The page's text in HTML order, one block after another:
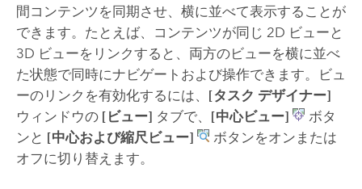
間コンテンツを同期させ、横に並べて表示することが
できます。たとえば、コンテンツが同じ 2D ビューと
3D ビューをリンクすると、両方のビューを横に並べ
た状態で同時にナビゲートおよび操作できます。ビュ
ーのリンクを有効化するには、 [タスク デザイナー]
ウィンドウの [ビュー] タブで、 [中心ビュー]
ボタ
ンと [中心および縮尺ビュー]
ボタンをオンまたは
オフに切り替えます。